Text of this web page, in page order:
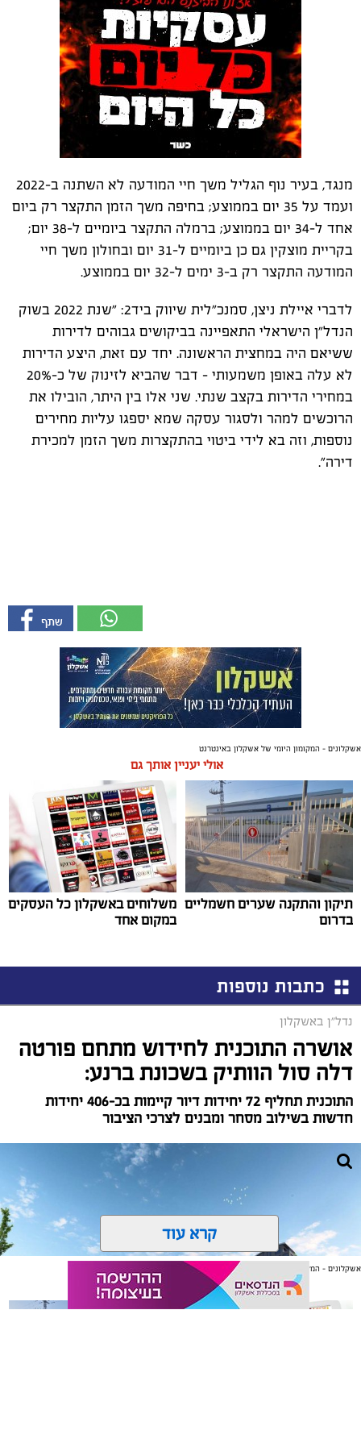
מנגד, בעיר נוף הגליל משך חיי המודעה לא השתנה ב-2022
ועמד על 35 יום בממוצע; בחיפה משך הזמן התקצר רק ביום
אחד ל-34 יום בממוצע; ברמלה התקצר ביומיים ל-38 יום;
בקריית מוצקין גם כן ביומיים ל-31 יום ובחולון משך חיי
המודעה התקצר רק ב-3 ימים ל-32 יום בממוצע.
לדברי איילת ניצן, סמנכ"לית שיווק ביד2: "שנת 2022 בשוק
הנדל"ן הישראלי התאפיינה בביקושים גבוהים לדירות
ששיאם היה במחצית הראשונה. יחד עם זאת, היצע הדירות
לא עלה באופן משמעותי – דבר שהביא לזינוק של כ-20%
במחירי הדירות בקצב שנתי. שני אלו בין היתר, הובילו את
הרוכשים למהר ולסגור עסקה שמא יספגו עליות מחירים
נוספות, וזה בא לידי ביטוי בהתקצרות משך הזמן למכירת
דירה".
אשקלונים - המקומון היומי של אשקלון באינטרנט
אולי יעניין אותך גם
תיקון והתקנה שערים חשמליים
בדרום
משלוחים באשקלון כל העסקים
במקום אחד
כתבות נוספות
נדל"ן באשקלון
אושרה התוכנית לחידוש מתחם פורטה
דלה סול הוותיק בשכונת ברנע:
התוכנית תחליף 72 יחידות דיור קיימות בכ-406 יחידות
חדשות בשילוב מסחר ומבנים לצרכי הציבור
קרא עוד
אשקלונים - המקומון היומי של אשקלון באינטרנט
אולי יעניין אותך גם